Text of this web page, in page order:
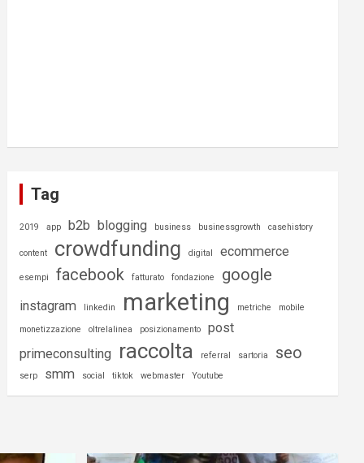
Tag
2019 app b2b blogging business businessgrowth casehistory
content crowdfunding digital ecommerce
esempi facebook fatturato fondazione google
instagram linkedin marketing metriche mobile
monetizzazione oltrelalinea posizionamento
post
primeconsulting raccolta referral sartoria seo
serp smm social tiktok webmaster Youtube